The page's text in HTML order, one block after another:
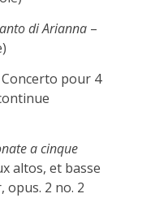
di Arianna –
Concerto pour 4
a cinque
altos, et basse
opus. 2 no. 2